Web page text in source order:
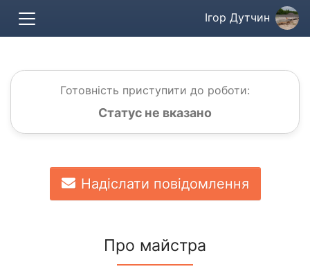
Ігор Дутчин
Готовність приступити до роботи:
Статус не вказано
Надіслати повідомлення
Про майстра